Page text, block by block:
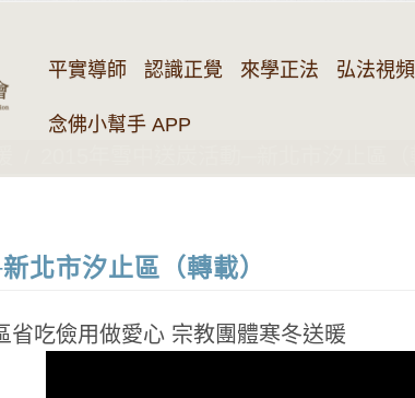
平實導師 認識正覺 來學正法 弘法視頻
念佛小幫手 APP
北市汐止區（轉載）
省吃儉用做愛心 宗教團體寒冬送暖